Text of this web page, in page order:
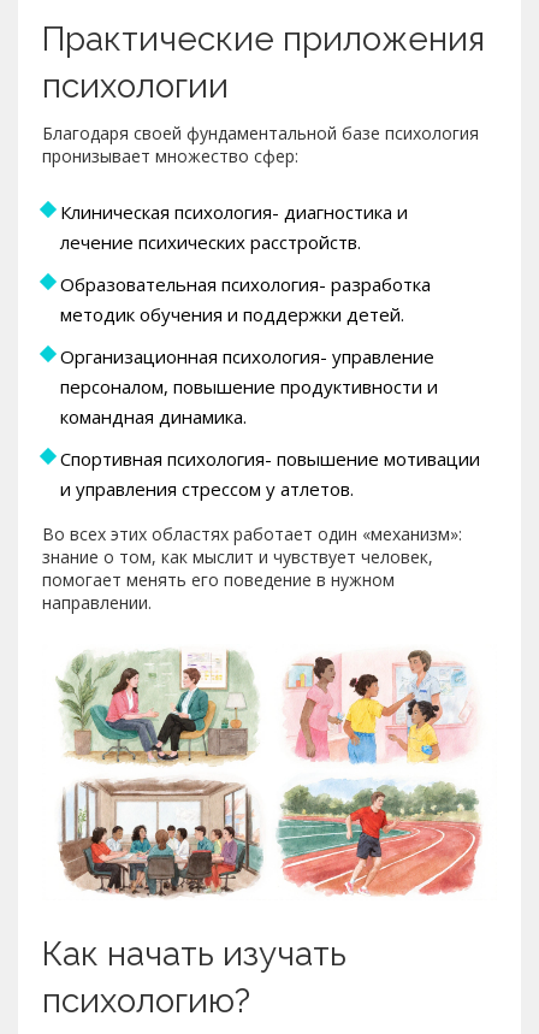
Практические приложения
психологии
Благодаря своей фундаментальной базе психология
пронизывает множество сфер:
Клиническая психология- диагностика и
лечение психических расстройств.
Образовательная психология- разработка
методик обучения и поддержки детей.
Организационная психология- управление
персоналом, повышение продуктивности и
командная динамика.
Спортивная психология- повышение мотивации
и управления стрессом у атлетов.
Во всех этих областях работает один «механизм»:
знание о том, как мыслит и чувствует человек,
помогает менять его поведение в нужном
направлении.
Как начать изучать
психологию?